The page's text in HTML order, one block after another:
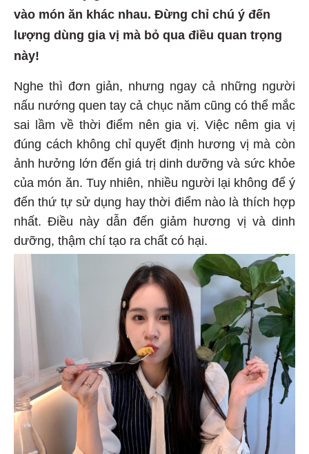
vào món ăn khác nhau. Đừng chỉ chú ý đến
lượng dùng gia vị mà bỏ qua điều quan trọng
này!
Nghe thì đơn giản, nhưng ngay cả những người
nấu nướng quen tay cả chục năm cũng có thể mắc
sai lầm về thời điểm nên gia vị. Việc nêm gia vị
đúng cách không chỉ quyết định hương vị mà còn
ảnh hưởng lớn đến giá trị dinh dưỡng và sức khỏe
của món ăn. Tuy nhiên, nhiều người lại không để ý
đến thứ tự sử dụng hay thời điểm nào là thích hợp
nhất. Điều này dẫn đến giảm hương vị và dinh
dưỡng, thậm chí tạo ra chất có hại.